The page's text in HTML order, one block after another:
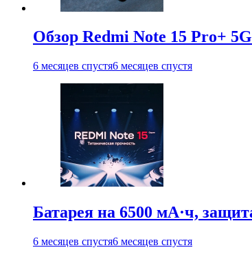
Обзор Redmi Note 15 Pro+
6 месяцев спустя6 месяцев спустя
Батарея на 6500 мА·ч,
6 месяцев спустя6 месяцев спустя